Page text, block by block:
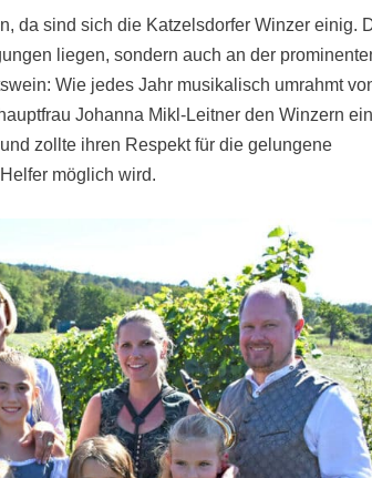
da sind sich die Katzelsdorfer Winzer einig.
liegen, sondern auch an der
Wie jedes Jahr musikalisch umrahmt
Johanna Mikl-Leitner den Winzern
zollte ihren Respekt für die gelungene
möglich wird.